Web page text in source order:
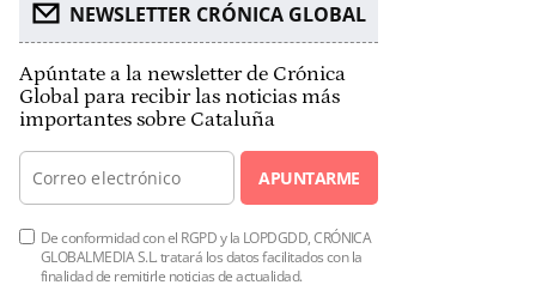
NEWSLETTER CRÓNICA GLOBAL
Apúntate a la newsletter de Crónica
Global para recibir las noticias más
importantes sobre Cataluña
APUNTARME
De conformidad con el RGPD y la LOPDGDD, CRÓNICA
GLOBALMEDIA S.L. tratará los datos facilitados con la
finalidad de remitirle noticias de actualidad.